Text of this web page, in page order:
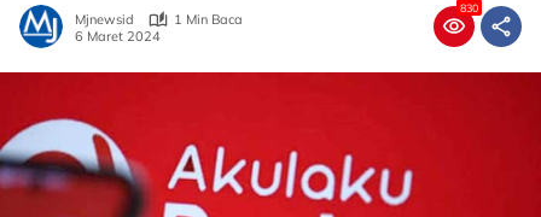
Mjnewsid
1 Min Baca
6 Maret 2024
830